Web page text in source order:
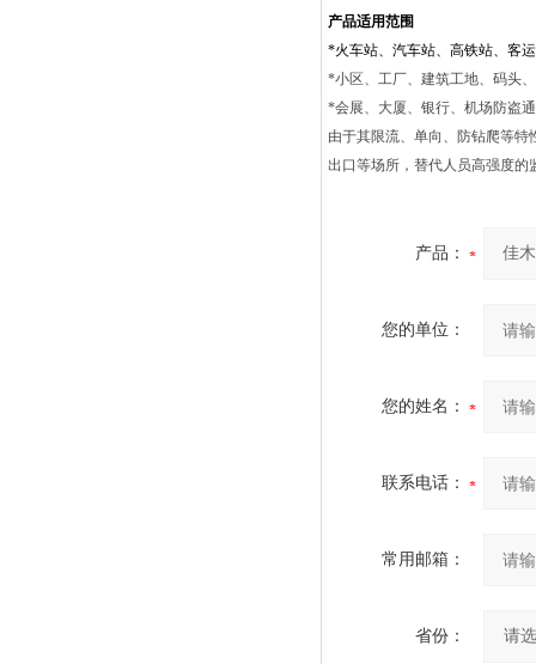
产品适用范围
*火车站、汽车站、高铁站、客
*小区、工厂、建筑工地、码头
*会展、大厦、银行、机场防盗
由于其限流、单向、防钻爬等
出口等场所，替代人员高强度的
产品：
您的单位：
您的姓名：
联系电话：
常用邮箱：
省份：